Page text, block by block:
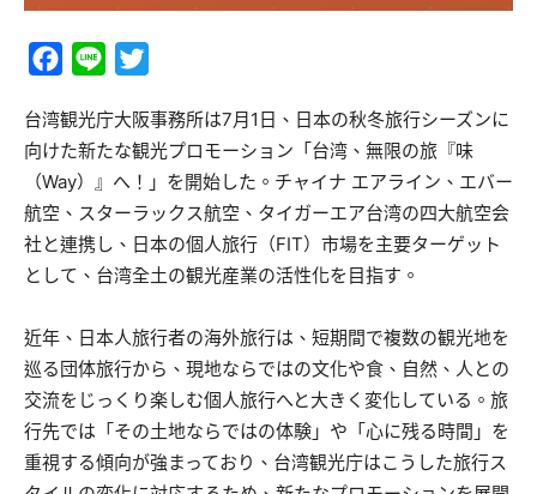
Facebook
Line
台湾観光庁大阪事務所は7月1日、日本の秋冬旅行シーズンに
向けた新たな観光プロモーション「台湾、無限の旅『味
（Way）』へ！」を開始した。チャイナ エアライン、エバー
航空、スターラックス航空、タイガーエア台湾の四大航空会
社と連携し、日本の個人旅行（FIT）市場を主要ターゲット
として、台湾全土の観光産業の活性化を目指す。
近年、日本人旅行者の海外旅行は、短期間で複数の観光地を
巡る団体旅行から、現地ならではの文化や食、自然、人との
交流をじっくり楽しむ個人旅行へと大きく変化している。旅
行先では「その土地ならではの体験」や「心に残る時間」を
重視する傾向が強まっており、台湾観光庁はこうした旅行ス